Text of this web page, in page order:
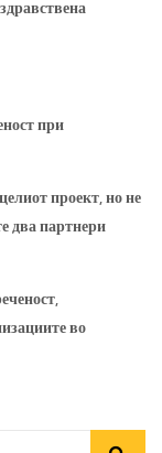
при
проект, но не
два партнери
во